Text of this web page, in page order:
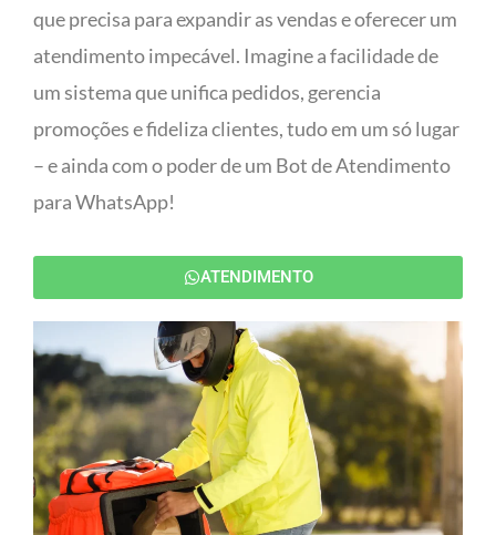
que precisa para expandir as vendas e oferecer um
atendimento impecável. Imagine a facilidade de
um sistema que unifica pedidos, gerencia
promoções e fideliza clientes, tudo em um só lugar
– e ainda com o poder de um Bot de Atendimento
para WhatsApp!
ATENDIMENTO